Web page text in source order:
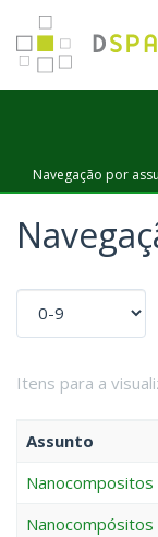
Navegação por
Itens para a
Assunto
Nanocompositos